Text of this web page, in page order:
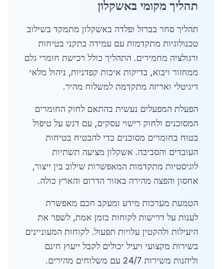
תהליך מקומי באשקלון
תהליך סחר בברזל ופלדה באשקלון מתמקד בשילוב
טכנולוגיות מתקדמות עם עמידה בתקני בטיחות
ורגולציה מחמירים. התהליך כולל רכישת חומרי גלם
ממחזור ויבוא, בדיקות איכות קפדניות, ניהול מלאי
דיגיטלי ואריזה מתקדמת למשלוח מהיר.
הפעלת המפעלים נעשית בהתאם לחוק החומרים
המסוכנים ולחוק רישוי עסקים, עם דגש על טיפול
בטוח בחומרים מסוכנים כדי להבטיח בטיחות
העובדים והסביבה. אשקלון מציעה תשתיות
לוגיסטיות מתקדמות המאפשרות שילוב בין ייצור,
אחסון והפצה מהירה באזור הדרום והארץ כולה.
הטמעת מערכות מידע ומעקב חכם מאפשרת
לענות על דרישות לקוחות בזמן אמת, לשפר את
היעילות ולהקטין עלויות תפעול. לקוחות המעוניינים
בשירות מקצועי ויעיל יכולים לקבל ייעוץ חינם
וליהנות משירות 24/7 עם משלוחים מהירים.